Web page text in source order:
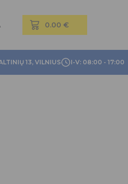
13, VILNIUS I-V: 08:00 - 17:00